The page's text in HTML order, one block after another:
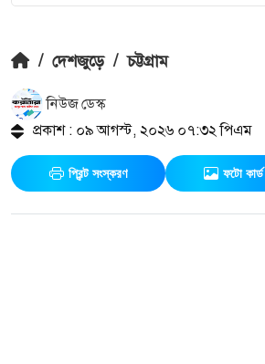
/ দেশজুড়ে / চট্টগ্রাম
নিউজ ডেস্ক
প্রকাশ : ০৯ আগস্ট, ২০২৬ ০৭:৩২ পিএম
প্রিন্ট সংস্করণ ফটো কার্ড